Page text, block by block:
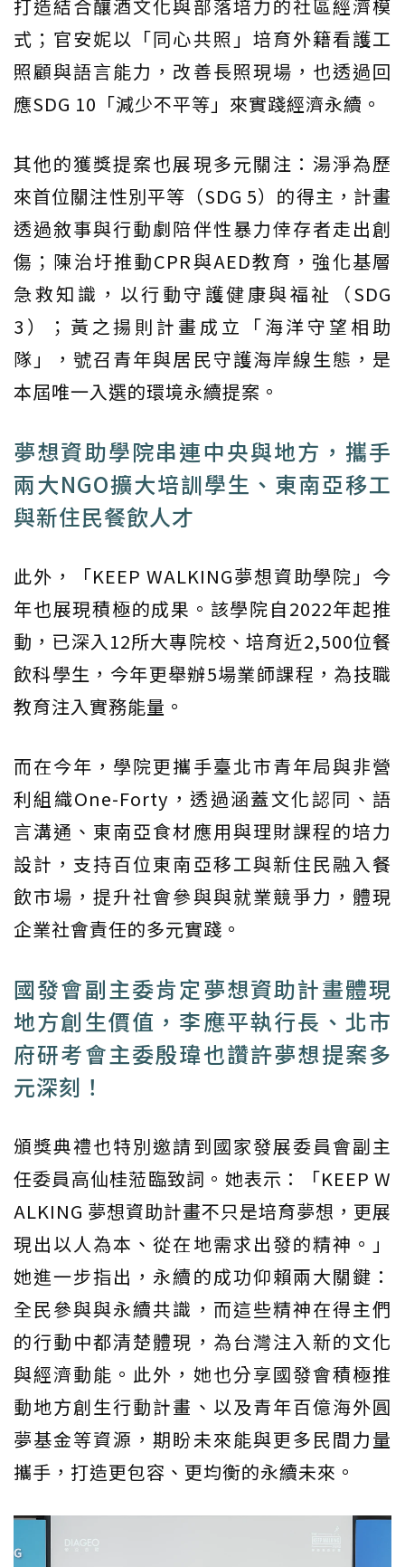
打造結合釀酒文化與部落培力的社區經濟模
式；官安妮以「同心共照」培育外籍看護工
照顧與語言能力，改善長照現場，也透過回
應SDG 10「減少不平等」來實踐經濟永續。
其他的獲獎提案也展現多元關注：湯淨為歷
來首位關注性別平等（SDG 5）的得主，計畫
透過敘事與行動劇陪伴性暴力倖存者走出創
傷；陳治圩推動CPR與AED教育，強化基層
急救知識，以行動守護健康與福祉（SDG
3）；黃之揚則計畫成立「海洋守望相助
隊」，號召青年與居民守護海岸線生態，是
本屆唯一入選的環境永續提案。
夢想資助學院串連中央與地方，攜手
兩大NGO擴大培訓學生、東南亞移工
與新住民餐飲人才
此外，「KEEP WALKING夢想資助學院」今
年也展現積極的成果。該學院自2022年起推
動，已深入12所大專院校、培育近2,500位餐
飲科學生，今年更舉辦5場業師課程，為技職
教育注入實務能量。
而在今年，學院更攜手臺北市青年局與非營
利組織One-Forty，透過涵蓋文化認同、語
言溝通、東南亞食材應用與理財課程的培力
設計，支持百位東南亞移工與新住民融入餐
飲市場，提升社會參與與就業競爭力，體現
企業社會責任的多元實踐。
國發會副主委肯定夢想資助計畫體現
地方創生價值，李應平執行長、北市
府研考會主委殷瑋也讚許夢想提案多
元深刻！
頒獎典禮也特別邀請到國家發展委員會副主
任委員高仙桂蒞臨致詞。她表示：「KEEP W
ALKING 夢想資助計畫不只是培育夢想，更展
現出以人為本、從在地需求出發的精神。」
她進一步指出，永續的成功仰賴兩大關鍵：
全民參與與永續共識，而這些精神在得主們
的行動中都清楚體現，為台灣注入新的文化
與經濟動能。此外，她也分享國發會積極推
動地方創生行動計畫、以及青年百億海外圓
夢基金等資源，期盼未來能與更多民間力量
攜手，打造更包容、更均衡的永續未來。